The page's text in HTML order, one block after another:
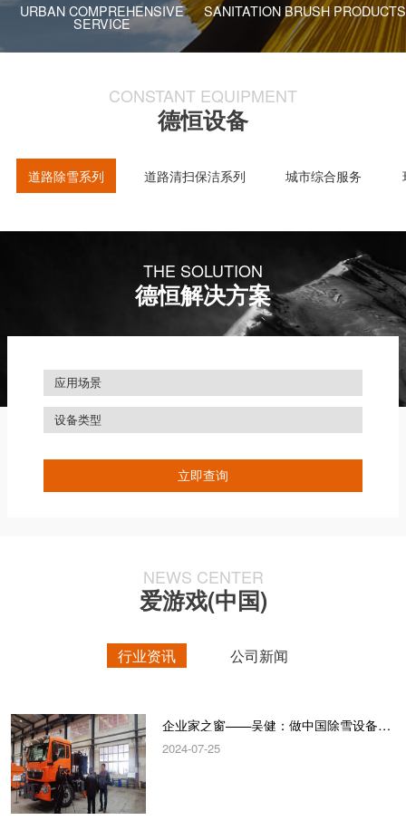
URBAN COMPREHENSIVE
SERVICE
SANITATION BRUSH PRODUCTS
CONSTANT EQUIPMENT
德恒设备
道路除雪系列 道路清扫保洁系列 城市综合服务
THE SOLUTION
德恒解决方案
NEWS CENTER
爱游戏(中国)
行业资讯 公司新闻
企业家之窗——吴健：做中国除雪设备“领跑者”
2024-07-25